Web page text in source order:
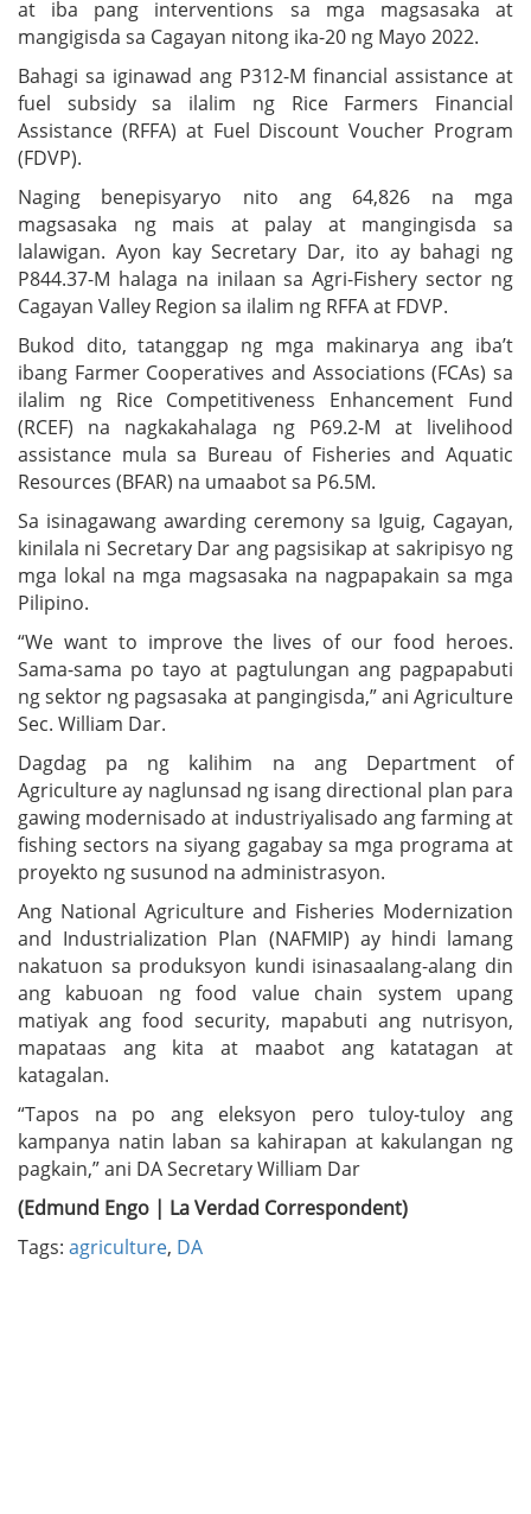
at iba pang interventions sa mga magsasaka at
mangigisda sa Cagayan nitong ika-20 ng Mayo 2022.
Bahagi sa iginawad ang P312-M financial assistance at
fuel subsidy sa ilalim ng Rice Farmers Financial
Assistance (RFFA) at Fuel Discount Voucher Program
(FDVP).
Naging benepisyaryo nito ang 64,826 na mga
magsasaka ng mais at palay at mangingisda sa
lalawigan. Ayon kay Secretary Dar, ito ay bahagi ng
P844.37-M halaga na inilaan sa Agri-Fishery sector ng
Cagayan Valley Region sa ilalim ng RFFA at FDVP.
Bukod dito, tatanggap ng mga makinarya ang iba’t
ibang Farmer Cooperatives and Associations (FCAs) sa
ilalim ng Rice Competitiveness Enhancement Fund
(RCEF) na nagkakahalaga ng P69.2-M at livelihood
assistance mula sa Bureau of Fisheries and Aquatic
Resources (BFAR) na umaabot sa P6.5M.
Sa isinagawang awarding ceremony sa Iguig, Cagayan,
kinilala ni Secretary Dar ang pagsisikap at sakripisyo ng
mga lokal na mga magsasaka na nagpapakain sa mga
Pilipino.
“We want to improve the lives of our food heroes.
Sama-sama po tayo at pagtulungan ang pagpapabuti
ng sektor ng pagsasaka at pangingisda,” ani Agriculture
Sec. William Dar.
Dagdag pa ng kalihim na ang Department of
Agriculture ay naglunsad ng isang directional plan para
gawing modernisado at industriyalisado ang farming at
fishing sectors na siyang gagabay sa mga programa at
proyekto ng susunod na administrasyon.
Ang National Agriculture and Fisheries Modernization
and Industrialization Plan (NAFMIP) ay hindi lamang
nakatuon sa produksyon kundi isinasaalang-alang din
ang kabuoan ng food value chain system upang
matiyak ang food security, mapabuti ang nutrisyon,
mapataas ang kita at maabot ang katatagan at
katagalan.
“Tapos na po ang eleksyon pero tuloy-tuloy ang
kampanya natin laban sa kahirapan at kakulangan ng
pagkain,” ani DA Secretary William Dar
(Edmund Engo | La Verdad Correspondent)
Tags: agriculture, DA